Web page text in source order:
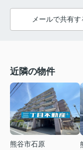
メールで共有す
近隣の物件
熊谷市石原